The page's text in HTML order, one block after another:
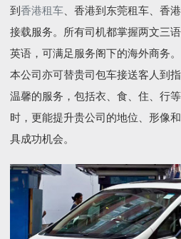
到 香港租车、香港到东莞租车、香
接载服务。所有司机都掌握两文三
英语，可满足服务阁下的海外商务。
本公司亦可替贵司包车接送客人到
温馨的服务，包括衣、食、住、行
时，更能提升贵公司的地位、形像
具成功机会。